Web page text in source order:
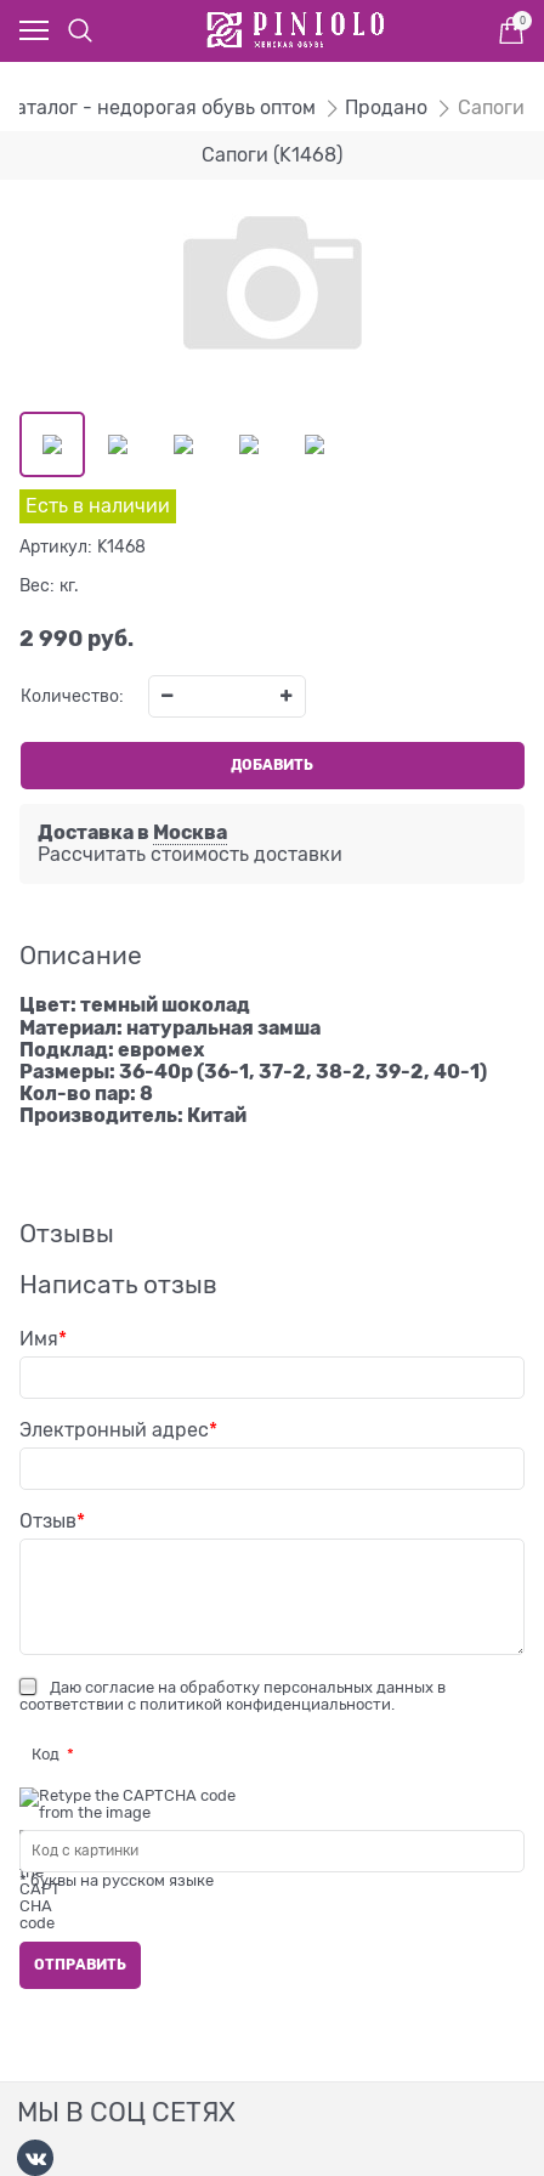
0
Каталог - недорогая обувь оптом Продано Сапоги
Сапоги (K1468)
Есть в наличии
Артикул: K1468
Вес: кг.
2 990 руб.
Количество:
ДОБАВИТЬ
Доставка в Москва
Рассчитать стоимость доставки
Описание
Цвет: темный шоколад
Материал: натуральная замша
Подклад: евромех
Размеры: 36-40р (36-1, 37-2, 38-2, 39-2, 40-1)
Кол-во пар: 8
Производитель: Китай
Отзывы
Написать отзыв
Имя
Электронный адрес
Отзыв
Даю согласие на обработку персональных данных в
соответствии с политикой конфиденциальности
Код
* буквы на русском языке
МЫ В СОЦ СЕТЯХ